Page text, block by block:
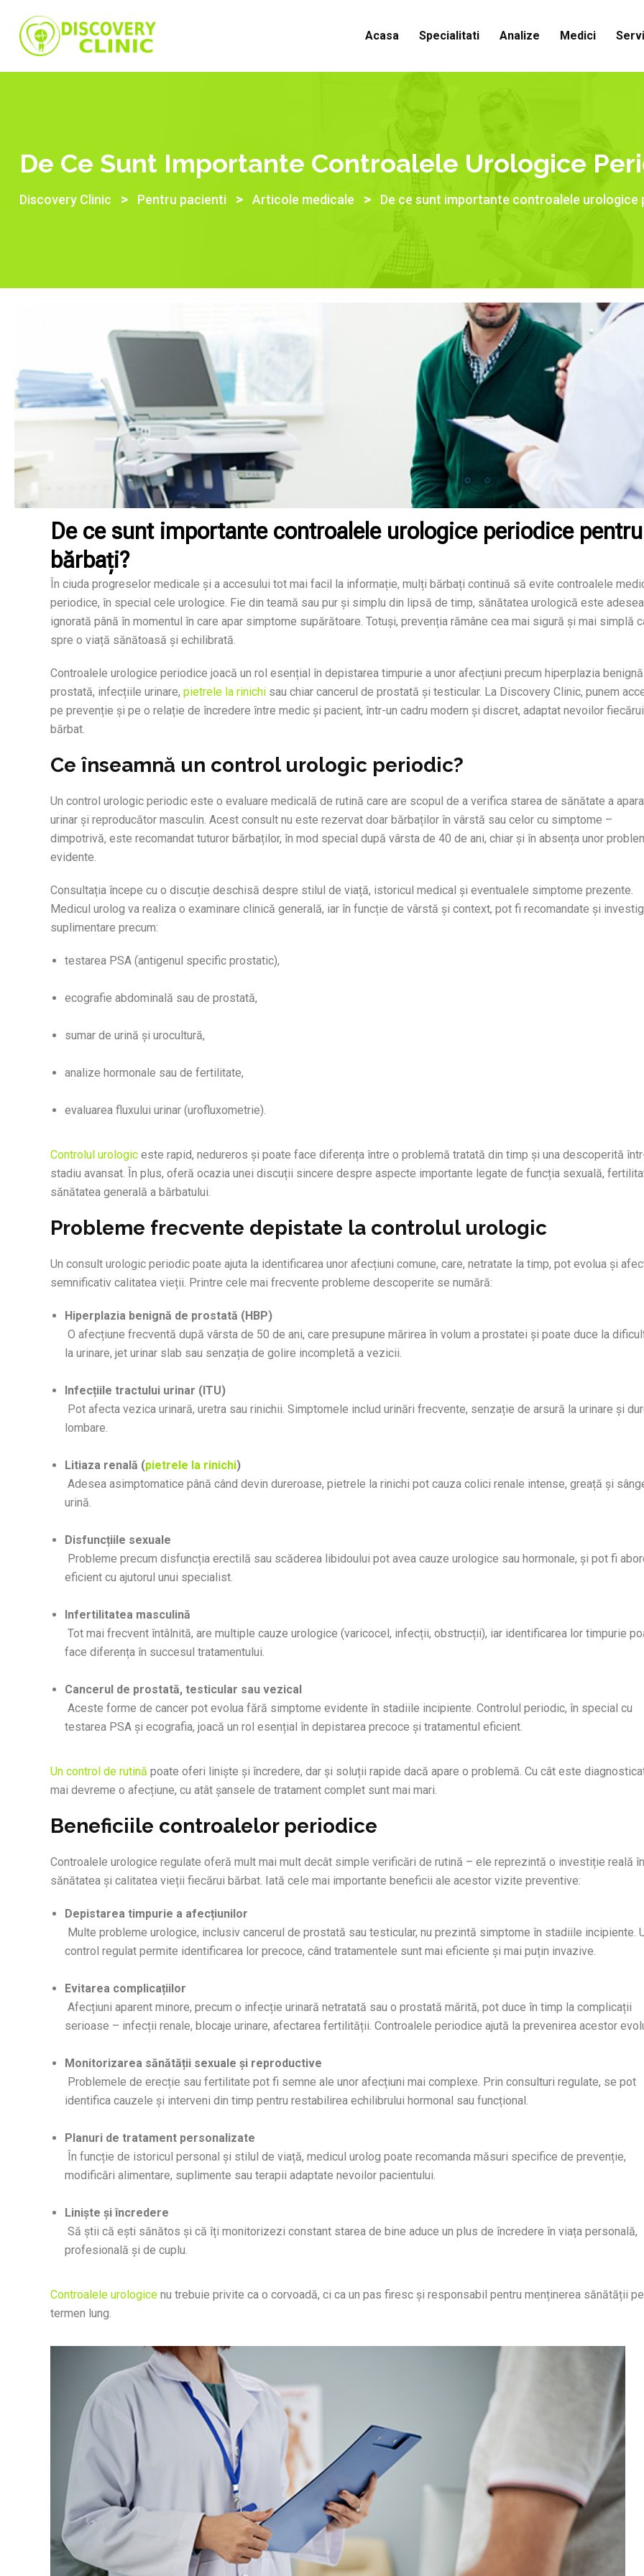
Acasa Specialitati Analize Medici
De Ce Sunt Importante Controalele Urologice
Discovery Clinic > Pentru pacienti > Articole medicale > De ce sunt importante controalele urologice
De ce sunt importante controalele urologice periodice pentru
bărbați?
În ciuda progreselor medicale și a accesului tot mai facil la informație, mulți bărbați continuă să evite controalele
periodice, în special cele urologice. Fie din teamă sau pur și simplu din lipsă de timp, sănătatea urologică este adesea
ignorată până în momentul în care apar simptome supărătoare. Totuși, prevenția rămâne cea mai sigură și mai simplă
spre o viață sănătoasă și echilibrată.
Controalele urologice periodice joacă un rol esențial în depistarea timpurie a unor afecțiuni precum hiperplazia
prostată, infecțiile urinare, pietrele la rinichi sau chiar cancerul de prostată și testicular. La Discovery Clinic, punem
pe prevenție și pe o relație de încredere între medic și pacient, într-un cadru modern și discret, adaptat nevoilor fiecărui
bărbat.
Ce înseamnă un control urologic periodic?
Un control urologic periodic este o evaluare medicală de rutină care are scopul de a verifica starea de sănătate a
urinar și reproducător masculin. Acest consult nu este rezervat doar bărbaților în vârstă sau celor cu simptome –
dimpotrivă, este recomandat tuturor bărbaților, în mod special după vârsta de 40 de ani, chiar și în absența unor
evidente.
Consultația începe cu o discuție deschisă despre stilul de viață, istoricul medical și eventualele simptome prezente.
Medicul urolog va realiza o examinare clinică generală, iar în funcție de vârstă și context, pot fi recomandate și
suplimentare precum:
testarea PSA (antigenul specific prostatic),
ecografie abdominală sau de prostată,
sumar de urină și urocultură,
analize hormonale sau de fertilitate,
evaluarea fluxului urinar (urofluxometrie).
Controlul urologic este rapid, nedureros și poate face diferența între o problemă tratată din timp și una descoperită
stadiu avansat. În plus, oferă ocazia unei discuții sincere despre aspecte importante legate de funcția sexuală,
sănătatea generală a bărbatului.
Probleme frecvente depistate la controlul urologic
Un consult urologic periodic poate ajuta la identificarea unor afecțiuni comune, care, netratate la timp, pot evolua și
semnificativ calitatea vieții. Printre cele mai frecvente probleme descoperite se numără:
Hiperplazia benignă de prostată (HBP)
O afecțiune frecventă după vârsta de 50 de ani, care presupune mărirea în volum a prostatei și poate duce la
la urinare, jet urinar slab sau senzația de golire incompletă a vezicii.
Infecțiile tractului urinar (ITU)
Pot afecta vezica urinară, uretra sau rinichii. Simptomele includ urinări frecvente, senzație de arsură la urinare și
lombare.
Litiaza renală (pietrele la rinichi)
Adesea asimptomatice până când devin dureroase, pietrele la rinichi pot cauza colici renale intense, greață și
urină.
Disfuncțiile sexuale
Probleme precum disfuncția erectilă sau scăderea libidoului pot avea cauze urologice sau hormonale, și pot fi
eficient cu ajutorul unui specialist.
Infertilitatea masculină
Tot mai frecvent întâlnită, are multiple cauze urologice (varicocel, infecții, obstrucții), iar identificarea lor timpurie
face diferența în succesul tratamentului.
Cancerul de prostată, testicular sau vezical
Aceste forme de cancer pot evolua fără simptome evidente în stadiile incipiente. Controlul periodic, în special cu
testarea PSA și ecografia, joacă un rol esențial în depistarea precoce și tratamentul eficient.
Un control de rutină poate oferi liniște și încredere, dar și soluții rapide dacă apare o problemă. Cu cât este
mai devreme o afecțiune, cu atât șansele de tratament complet sunt mai mari.
Beneficiile controalelor periodice
Controalele urologice regulate oferă mult mai mult decât simple verificări de rutină – ele reprezintă o investiție reală în
sănătatea și calitatea vieții fiecărui bărbat. Iată cele mai importante beneficii ale acestor vizite preventive:
Depistarea timpurie a afecțiunilor
Multe probleme urologice, inclusiv cancerul de prostată sau testicular, nu prezintă simptome în stadiile incipiente.
control regulat permite identificarea lor precoce, când tratamentele sunt mai eficiente și mai puțin invazive.
Evitarea complicațiilor
Afecțiuni aparent minore, precum o infecție urinară netratată sau o prostată mărită, pot duce în timp la complicații
serioase – infecții renale, blocaje urinare, afectarea fertilității. Controalele periodice ajută la prevenirea acestor
Monitorizarea sănătății sexuale și reproductive
Problemele de erecție sau fertilitate pot fi semne ale unor afecțiuni mai complexe. Prin consulturi regulate, se pot
identifica cauzele și interveni din timp pentru restabilirea echilibrului hormonal sau funcțional.
Planuri de tratament personalizate
În funcție de istoricul personal și stilul de viață, medicul urolog poate recomanda măsuri specifice de prevenție,
modificări alimentare, suplimente sau terapii adaptate nevoilor pacientului.
Liniște și încredere
Să știi că ești sănătos și că îți monitorizezi constant starea de bine aduce un plus de încredere în viața personală,
profesională și de cuplu.
Controalele urologice nu trebuie privite ca o corvoadă, ci ca un pas firesc și responsabil pentru menținerea sănătății pe
termen lung.